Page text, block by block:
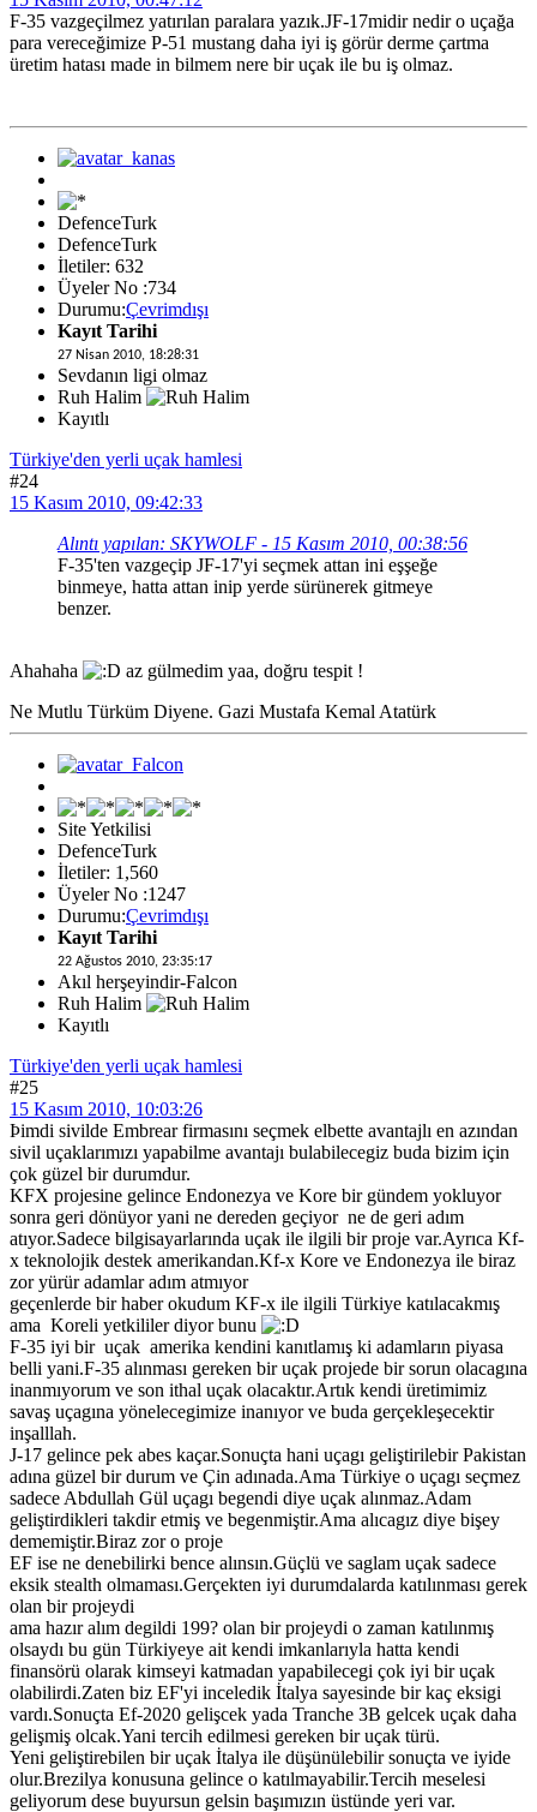
F-35 vazgeçilmez yatırılan paralara yazık.JF-17midir nedir o uçağa
para vereceğimize P-51 mustang daha iyi iş görür derme çartma
üretim hatası made in bilmem nere bir uçak ile bu iş olmaz.
DefenceTurk
DefenceTurk
İletiler: 632
Üyeler No :734
Durumu:Çevrimdışı
Kayıt Tarihi
27 Nisan 2010, 18:28:31
Sevdanın ligi olmaz
Ruh Halim
Kayıtlı
Türkiye'den yerli uçak hamlesi
#24
15 Kasım 2010, 09:42:33
Alıntı yapılan: SKYWOLF - 15 Kasım 2010, 00:38:56
F-35'ten vazgeçip JF-17'yi seçmek attan ini eşşeğe
binmeye, hatta attan inip yerde sürünerek gitmeye
benzer.
Ahahaha
az gülmedim yaa, doğru tespit !
Ne Mutlu Türküm Diyene. Gazi Mustafa Kemal Atatürk
Site Yetkilisi
DefenceTurk
İletiler: 1,560
Üyeler No :1247
Durumu:Çevrimdışı
Kayıt Tarihi
22 Ağustos 2010, 23:35:17
Akıl herşeyindir-Falcon
Ruh Halim
Kayıtlı
Türkiye'den yerli uçak hamlesi
#25
15 Kasım 2010, 10:03:26
Þimdi sivilde Embrear firmasını seçmek elbette avantajlı en azından
sivil uçaklarımızı yapabilme avantajı bulabilecegiz buda bizim için
çok güzel bir durumdur.
KFX projesine gelince Endonezya ve Kore bir gündem yokluyor
sonra geri dönüyor yani ne dereden geçiyor ne de geri adım
atıyor.Sadece bilgisayarlarında uçak ile ilgili bir proje var.Ayrıca Kf-
x teknolojik destek amerikandan.Kf-x Kore ve Endonezya ile biraz
zor yürür adamlar adım atmıyor
geçenlerde bir haber okudum KF-x ile ilgili Türkiye katılacakmış
ama Koreli yetkililer diyor bunu
F-35 iyi bir uçak amerika kendini kanıtlamış ki adamların piyasa
belli yani.F-35 alınması gereken bir uçak projede bir sorun olacagına
inanmıyorum ve son ithal uçak olacaktır.Artık kendi üretimimiz
savaş uçagına yönelecegimize inanıyor ve buda gerçekleşecektir
inşalllah.
J-17 gelince pek abes kaçar.Sonuçta hani uçagı geliştirilebir Pakistan
adına güzel bir durum ve Çin adınada.Ama Türkiye o uçagı seçmez
sadece Abdullah Gül uçagı begendi diye uçak alınmaz.Adam
geliştirdikleri takdir etmiş ve begenmiştir.Ama alıcagız diye bişey
dememiştir.Biraz zor o proje
EF ise ne denebilirki bence alınsın.Güçlü ve saglam uçak sadece
eksik stealth olmaması.Gerçekten iyi durumdalarda katılınması gerek
olan bir projeydi
ama hazır alım degildi 199? olan bir projeydi o zaman katılınmış
olsaydı bu gün Türkiyeye ait kendi imkanlarıyla hatta kendi
finansörü olarak kimseyi katmadan yapabilecegi çok iyi bir uçak
olabilirdi.Zaten biz EF'yi inceledik İtalya sayesinde bir kaç eksigi
vardı.Sonuçta Ef-2020 gelişcek yada Tranche 3B gelcek uçak daha
gelişmiş olcak.Yani tercih edilmesi gereken bir uçak türü.
Yeni geliştirebilen bir uçak İtalya ile düşünülebilir sonuçta ve iyide
olur.Brezilya konusuna gelince o katılmayabilir.Tercih meselesi
geliyorum dese buyursun gelsin başımızın üstünde yeri var.